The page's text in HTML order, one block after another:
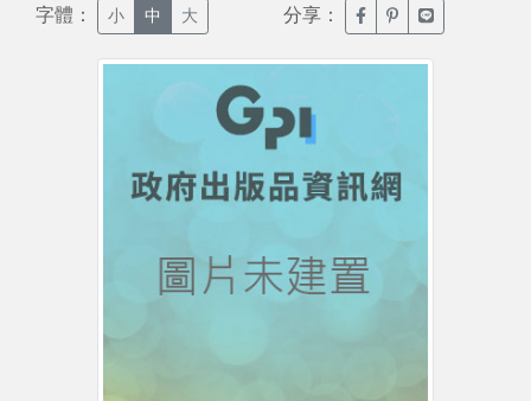
字體： 小 中 大 分享： 臉書分享(另開新視窗)
噗浪分享(另開新
Line分享(另